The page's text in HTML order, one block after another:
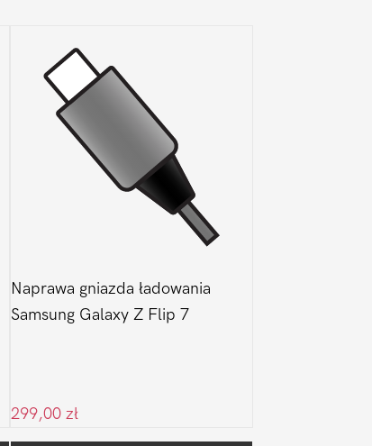
Naprawa gniazda ładowania
Samsung Galaxy Z Flip 7
299,00 zł